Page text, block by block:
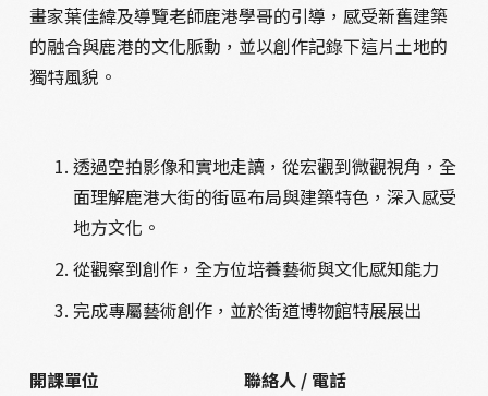
畫家葉佳緯及導覽老師鹿港學哥的引導，感受新舊建築
的融合與鹿港的文化脈動，並以創作記錄下這片土地的
獨特風貌。
透過空拍影像和實地走讀，從宏觀到微觀視角，全
面理解鹿港大街的街區布局與建築特色，深入感受
地方文化。
從觀察到創作，全方位培養藝術與文化感知能力
完成專屬藝術創作，並於街道博物館特展展出
開課單位
聯絡人 / 電話